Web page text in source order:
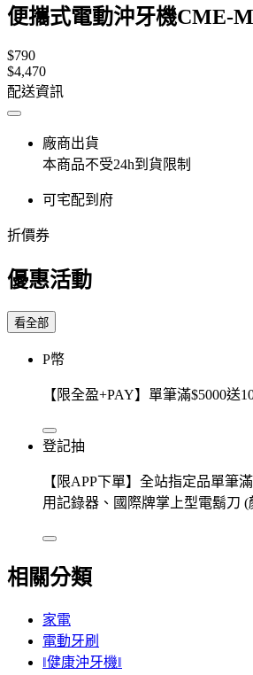
便攜式電動沖牙機CME-
$790
$4,470
配送資訊
廠商出貨
本商品不受24h到貨限制
可宅配到府
折價券
優惠活動
看全部
P幣
【限全盈+PAY】單筆滿$5000送
登記抽
【限APP下單】全站指定品單筆
用記錄器、國際牌掌上型電鬍刀 (
相關分類
家電
電動牙刷
‖健康沖牙機‖